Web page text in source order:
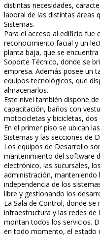
distintas necesidades,
laboral de las distintas áreas
Sistemas.
Para el acceso al edificio fue
reconocimiento facial y un
planta baja, que se
Soporte Técnico, donde se
empresa. Además posee un
equipos tecnológicos, que
almacenarlos.
Este nivel también dispone
capacitación, baños con
motocicletas y bicicletas,
En el primer piso se ubican
Sistemas y las secciones de
Los equipos de Desarrollo
mantenimiento del software
electrónico, las sucursales,
administración,
independencia de los
libre y gestionando los
La Sala de Control, donde
infraestructura y las redes de
montan todos los servicios.
en todo momento, el estado